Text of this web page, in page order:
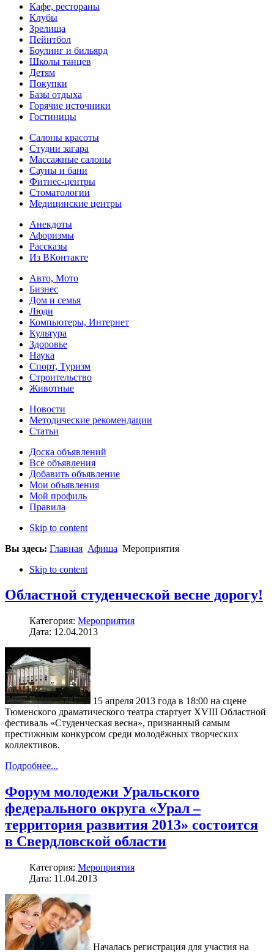
Кафе, рестораны
Клубы
Зрелища
Пейнтбол
Боулинг и бильярд
Школы танцев
Детям
Покупки
Базы отдыха
Горячие источники
Гостиницы
Салоны красоты
Студии загара
Массажные салоны
Сауны и бани
Фитнес-центры
Стоматологии
Медицинские центры
Анекдоты
Афоризмы
Рассказы
Из ВКонтакте
Авто, Мото
Бизнес
Дом и семья
Люди
Компьютеры, Интернет
Культура
Здоровье
Наука
Спорт, Туризм
Строительство
Животные
Новости
Методические рекомендации
Статьи
Доска объявлений
Все объявления
Добавить объявление
Мои объявления
Мой профиль
Правила
Skip to content
Вы здесь: Главная Афиша Мероприятия
Skip to content
Областной студенческой весне дорогу!
Категория: Мероприятия
Дата: 12.04.2013
15 апреля 2013 года в 18:00 на сцене
Тюменского драматического театра стартует XVIII Областной
фестиваль «Студенческая весна», признанный самым
престижным конкурсом среди молодёжных творческих
коллективов.
Подробнее...
Форум молодежи Уральского
федерального округа «Урал –
территория развития 2013» состоится
в Свердловской области
Категория: Мероприятия
Дата: 11.04.2013
Началась регистрация для участия на